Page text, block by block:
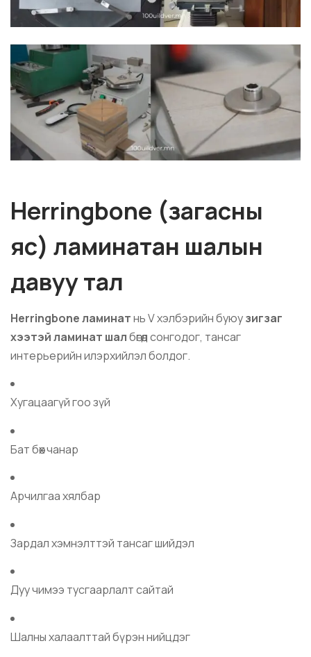
Herringbone (загасны
яс) ламинатан шалын
давуу тал
Herringbone ламинатнь V хэлбэрийн буюузигзаг
хээтэй ламинат шалбөгөөд сонгодог, тансаг
интерьерийн илэрхийлэл болдог.
Хугацаагүй гоо зүй
Бат бөх чанар
Арчилгаа хялбар
Зардал хэмнэлттэй тансаг шийдэл
Дуу чимээ тусгаарлалт сайтай
Шалны халаалттай бүрэн нийцдэг